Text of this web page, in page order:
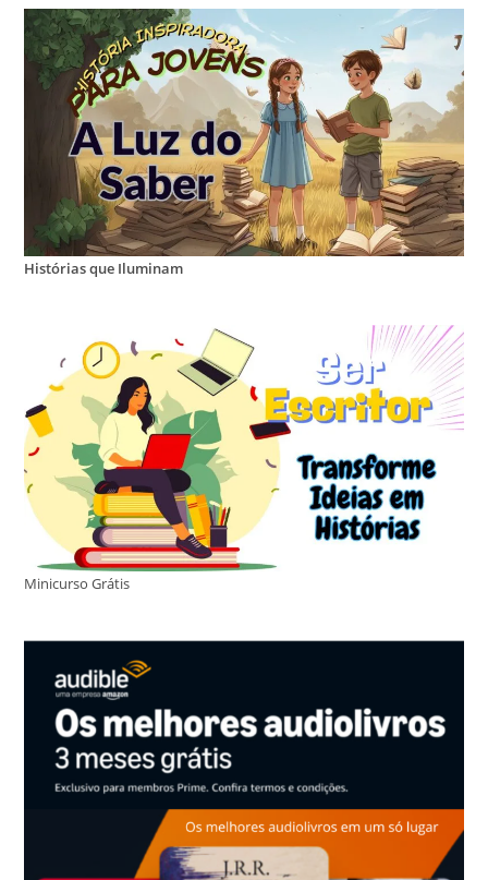
Histórias que Iluminam
Minicurso Grátis